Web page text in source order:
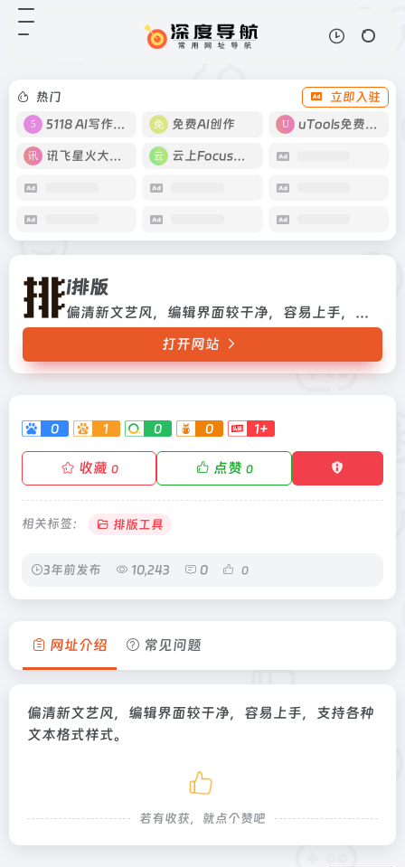
热门
立即入驻
5118 AI写作工具
免费AI创作 uTools免费工具箱
讯飞星火大模型 云上Focus接码
i排版
偏清新文艺风，编辑界面较干净，容易上手，支持各种文本格式样式。
打开网站
0 1 0 0 1+
收藏 0 点赞 0
相关标签： 排版工具
3年前发布 10,243 0 0
易上手，支持各种文本格式样式。
网址介绍 常见问题
偏清新文艺风，编辑界面较干净，容易上手，支持各种
文本格式样式。
若有收获，就点个赞吧